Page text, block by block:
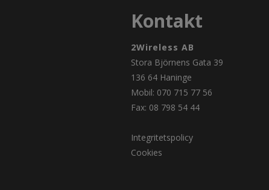
Kontakt
2Wireless AB
Stora Björnens Gata 39
136 64 Haninge
Mobil: 070 715 77 56
Fax: 08 798 54 44
Integritetspolicy
Cookies